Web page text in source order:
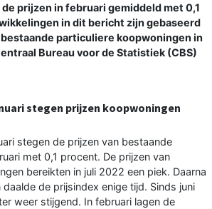
prijzen in februari gemiddeld met 0,1
in dit bericht zijn gebaseerd
particuliere koopwoningen in
Bureau voor de Statistiek (CBS)
stegen prijzen koopwoningen
stegen de prijzen van bestaande
met 0,1 procent. De prijzen van
bereikten in juli 2022 een piek. Daarna
de prijsindex enige tijd. Sinds juni
weer stijgend. In februari lagen de